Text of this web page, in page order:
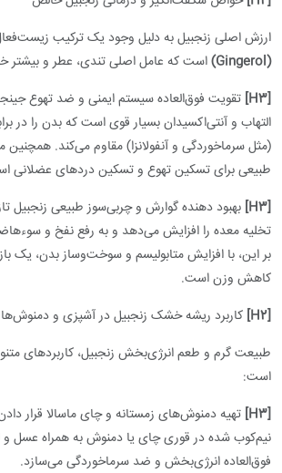
ارزش اصلی زنجبیل به دلیل وجود یک ترکیب
(Gingerol)
است که عامل اصلی تندی، عطر و بیشتر
[H3]
تقویت فوق‌العاده سیستم ایمنی و ضد تهوع
التهاب و آنتی‌اکسیدان بسیار قوی است که بدن را در
(مثل سرماخوردگی و آنفولانزا) مقاوم می‌کند.
طبیعی برای تسکین تهوع و تسکین دردهای عضلانی
[H3]
بهبود دهنده گوارش و چربی‌سوز طبیعی زنجبیل
تخلیه معده را افزایش می‌دهد و به رفع نفخ و
بر این، با افزایش متابولیسم و سوخت‌وساز بدن، یک
کاهش وزن است.
[H2]
کاربرد ریشه خشک زنجبیل در آشپزی و دمنوش‌ها
طبیعت گرم و طعم انرژی‌بخش زنجبیل، کاربردهای
است:
[H3]
تهیه دمنوش‌های زمستانه و چای ماسالا قرار
نیم‌کوب شده در قوری چای یا دمنوش به همراه عسل و
فوق‌العاده انرژی‌بخش و ضد سرماخوردگی می‌سازد.